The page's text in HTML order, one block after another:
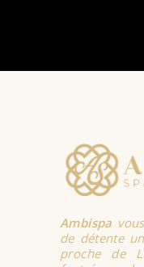
Ambispa
de détente
proche de